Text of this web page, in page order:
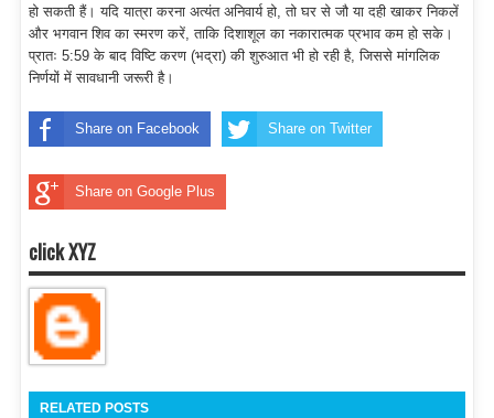
हो सकती हैं। यदि यात्रा करना अत्यंत अनिवार्य हो, तो घर से जौ या दही खाकर निकलें
और भगवान शिव का स्मरण करें, ताकि दिशाशूल का नकारात्मक प्रभाव कम हो सके।
प्रातः 5:59 के बाद विष्टि करण (भद्रा) की शुरुआत भी हो रही है, जिससे मांगलिक
निर्णयों में सावधानी जरूरी है।
Share on Facebook Share on Twitter
Share on Google Plus
click XYZ
RELATED POSTS